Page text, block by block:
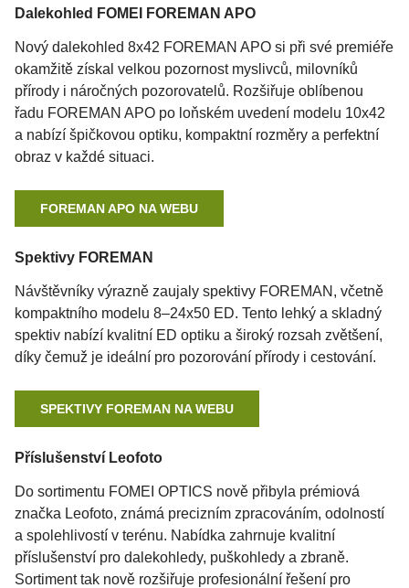
Dalekohled FOMEI FOREMAN APO
Nový dalekohled 8x42 FOREMAN APO si při své premiéře
okamžitě získal velkou pozornost myslivců, milovníků
přírody i náročných pozorovatelů. Rozšiřuje oblíbenou
řadu FOREMAN APO po loňském uvedení modelu 10x42
a nabízí špičkovou optiku, kompaktní rozměry a perfektní
obraz v každé situaci.
FOREMAN APO NA WEBU
Spektivy FOREMAN
Návštěvníky výrazně zaujaly spektivy FOREMAN, včetně
kompaktního modelu 8–24x50 ED. Tento lehký a skladný
spektiv nabízí kvalitní ED optiku a široký rozsah zvětšení,
díky čemuž je ideální pro pozorování přírody i cestování.
SPEKTIVY FOREMAN NA WEBU
Příslušenství Leofoto
Do sortimentu FOMEI OPTICS nově přibyla prémiová
značka Leofoto, známá precizním zpracováním, odolností
a spolehlivostí v terénu. Nabídka zahrnuje kvalitní
příslušenství pro dalekohledy, puškohledy a zbraně.
Sortiment tak nově rozšiřuje profesionální řešení pro